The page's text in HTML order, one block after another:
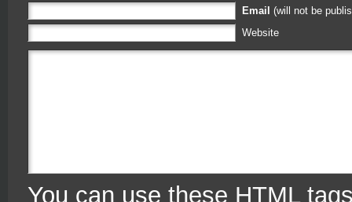
Email (will not be
Website
You can use these HTML